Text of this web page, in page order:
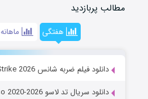
مطالب پربازدید
هفتگی ماهانه
دانلود فیلم ضربه شانس Lucky Strike 2026
دانلود سریال تد لاسو Ted Lasso 2020-2026